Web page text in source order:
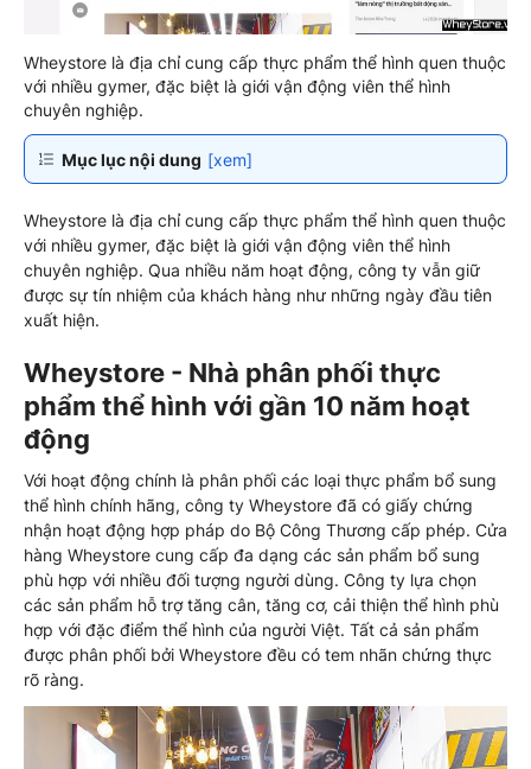
Wheystore là địa chỉ cung cấp thực phẩm thể hình quen thuộc
với nhiều gymer, đặc biệt là giới vận động viên thể hình
chuyên nghiệp.
Mục lục nội dung [xem]
Wheystore là địa chỉ cung cấp thực phẩm thể hình quen thuộc
với nhiều gymer, đặc biệt là giới vận động viên thể hình
chuyên nghiệp. Qua nhiều năm hoạt động, công ty vẫn giữ
được sự tín nhiệm của khách hàng như những ngày đầu tiên
xuất hiện.
Wheystore - Nhà phân phối thực
phẩm thể hình với gần 10 năm hoạt
động
Với hoạt động chính là phân phối các loại thực phẩm bổ sung
thể hình chính hãng, công ty Wheystore đã có giấy chứng
nhận hoạt động hợp pháp do Bộ Công Thương cấp phép. Cửa
hàng Wheystore cung cấp đa dạng các sản phẩm bổ sung
phù hợp với nhiều đối tượng người dùng. Công ty lựa chọn
các sản phẩm hỗ trợ tăng cân, tăng cơ, cải thiện thể hình phù
hợp với đặc điểm thể hình của người Việt. Tất cả sản phẩm
được phân phối bởi Wheystore đều có tem nhãn chứng thực
rõ ràng.